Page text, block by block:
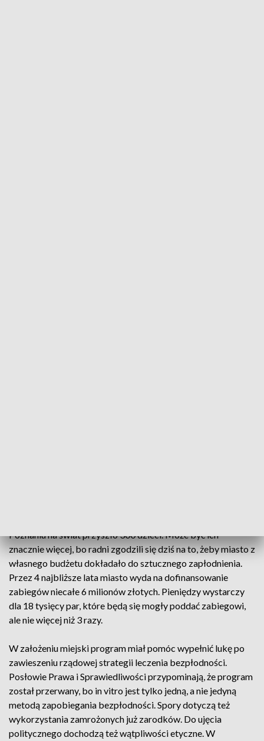
Poznaniu na świat przyszło 300 dzieci. Może być ich
znacznie więcej, bo radni zgodzili się dziś na to, żeby miasto z
własnego budżetu dokładało do sztucznego zapłodnienia.
Przez 4 najbliższe lata miasto wyda na dofinansowanie
zabiegów niecałe 6 milionów złotych. Pieniędzy wystarczy
dla 18 tysięcy par, które będą się mogły poddać zabiegowi,
ale nie więcej niż 3 razy.
W założeniu miejski program miał pomóc wypełnić lukę po
zawieszeniu rządowej strategii leczenia bezpłodności.
Posłowie Prawa i Sprawiedliwości przypominają, że program
został przerwany, bo in vitro jest tylko jedną, a nie jedyną
metodą zapobiegania bezpłodności. Spory dotyczą też
wykorzystania zamrożonych już zarodków. Do ujęcia
politycznego dochodzą też wątpliwości etyczne. W